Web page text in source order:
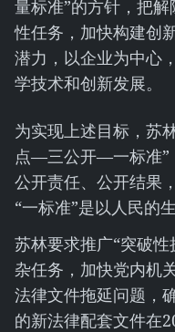
量标准”的方针，把
性任务，加快构建创
潜力，以企业为中心
学技术和创新发展。
为实现上述目标，苏
点—三公开—一标准”
公开责任、公开结果
“一标准”是以人民的
苏林要求推广“突破
杂任务，加快党内机
法律文件拖延问题，
的新法律配套文件在